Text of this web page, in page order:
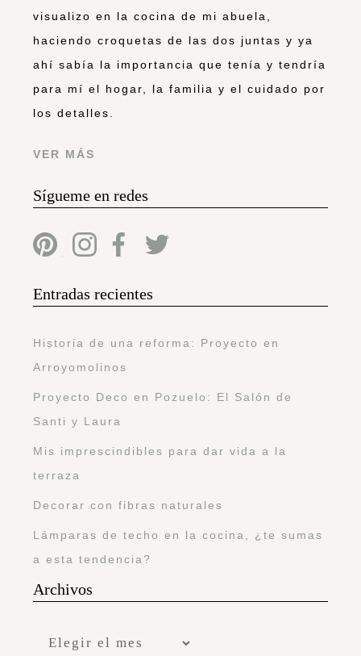
visualizo en la cocina de mi abuela,
haciendo croquetas de las dos juntas y ya
ahí sabía la importancia que tenía y tendría
para mí el hogar, la familia y el cuidado por
los detalles.
VER MÁS
Sígueme en redes
Entradas recientes
Historia de una reforma: Proyecto en
Arroyomolinos
Proyecto Deco en Pozuelo: El Salón de
Santi y Laura
Mis imprescindibles para dar vida a la
terraza
Decorar con fibras naturales
Lámparas de techo en la cocina, ¿te sumas
a esta tendencia?
Archivos